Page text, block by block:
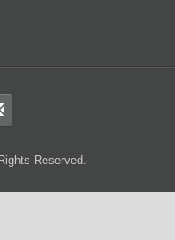
Reserved.